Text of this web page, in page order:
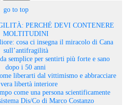
go to top
PERCHÉ DEVI CONTENERE
MOLTITUDINI
cosa ci insegna il miracolo di Cana
sull’antifragilità
semplice per sentirti più forte e sano
dopo i 50 anni
liberarti dal vittimismo e abbracciare
libertà interiore
come una persona scientificamente
Dis/Co di Marco Costanzo